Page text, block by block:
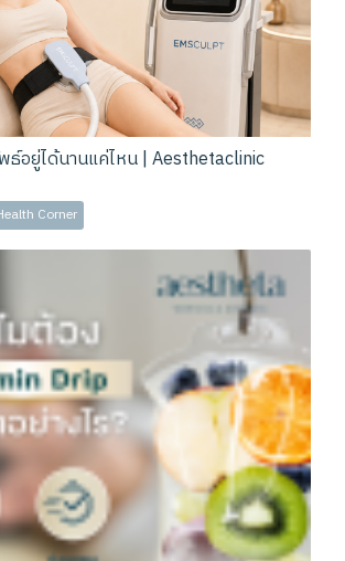
อยู่ได้นานแค่ไหน | Aesthetaclinic
Corner